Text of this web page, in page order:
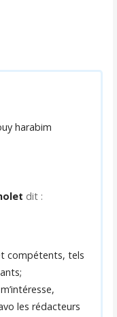
harabim
dit :
compétents, tels
les rédacteurs